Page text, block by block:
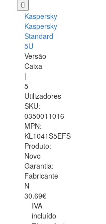
Kaspersky
Kaspersky
Standard
5U
Versão
Caixa
|
5
Utilizadores
SKU:
0350011016
MPN:
KL1041S5EFS
Produto:
Novo
Garantia:
Fabricante
N
30.69€
IVA
incluído